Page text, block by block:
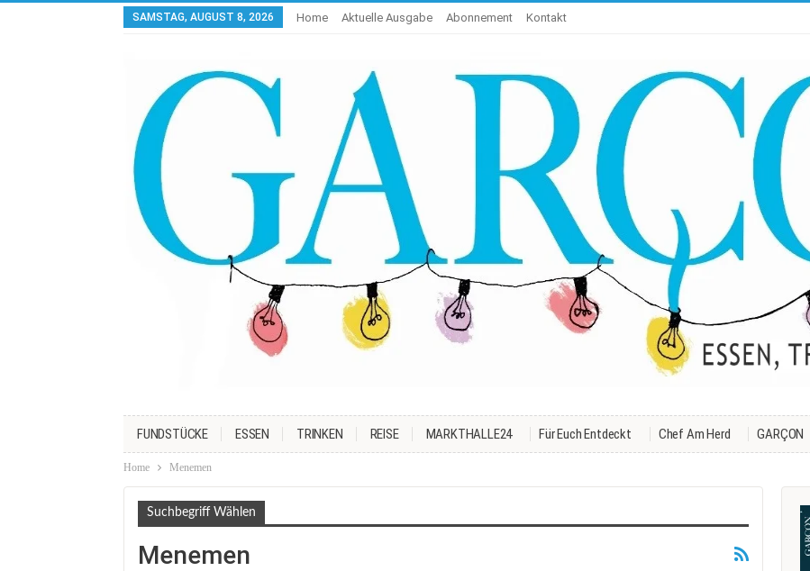
SAMSTAG, AUGUST 8, 2026 Home Aktuelle Ausgabe Abonnement Kontakt
FUNDSTÜCKE ESSEN TRINKEN REISE MARKTHALLE24 Für Euch Entdeckt Chef Am Herd GARÇON
Home Menemen
Suchbegriff Wählen
Menemen